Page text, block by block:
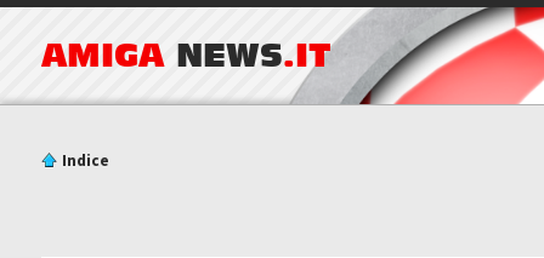
AMIGA NEWS.IT
Indice